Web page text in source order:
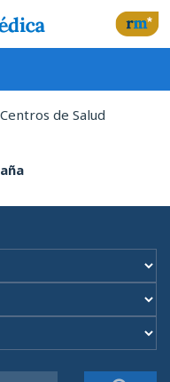
Centros de Salud